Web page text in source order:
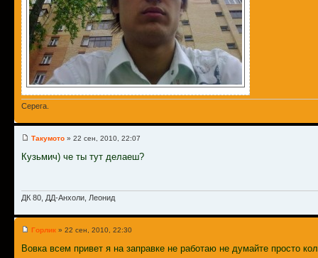
Серега.
Такумото » 22 сен, 2010, 22:07
Кузьмич) че ты тут делаеш?
ДК 80, ДД-Анхоли, Леонид
Горлик » 22 сен, 2010, 22:30
Вовка всем привет я на заправке не работаю не думайте просто